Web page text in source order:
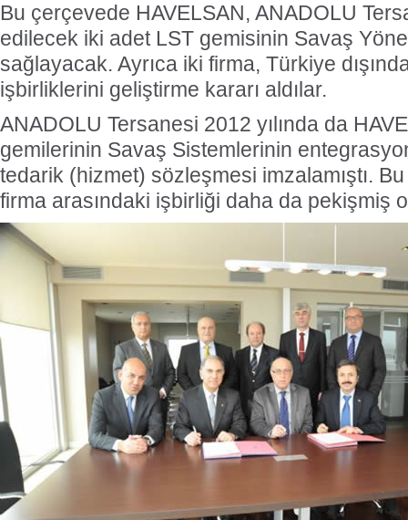
Bu çerçevede HAVELSAN, ANADOLU
edilecek iki adet LST gemisinin Savaş
sağlayacak. Ayrıca iki firma, Türkiye
işbirliklerini geliştirme kararı aldılar.
ANADOLU Tersanesi 2012 yılında da
gemilerinin Savaş Sistemlerinin
tedarik (hizmet) sözleşmesi imzalamıştı.
firma arasındaki işbirliği daha da pekişmiş